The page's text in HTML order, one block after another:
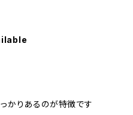
かりあるのが特徴です